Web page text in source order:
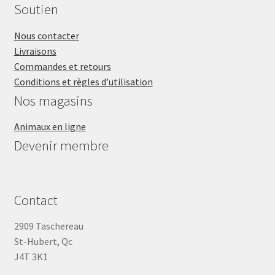
VENTES
Soutien
Nous contacter
Livraisons
Commandes et retours
Conditions et règles d’utilisation
Nos magasins
Animaux en ligne
Devenir membre
Contact
2909 Taschereau
St-Hubert, Qc
J4T 3K1